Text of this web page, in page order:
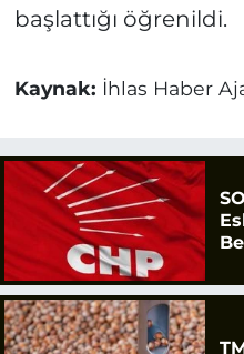
başlattığı öğrenildi.
Kaynak: İhlas Haber